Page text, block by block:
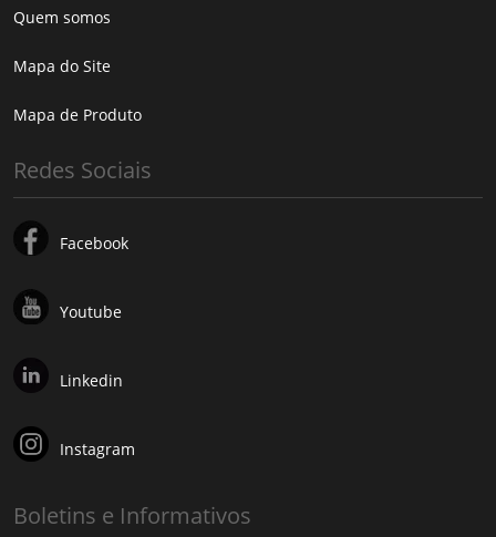
Quem somos
Mapa do Site
Mapa de Produto
Redes Sociais
Facebook
Youtube
Linkedin
Instagram
Boletins e Informativos